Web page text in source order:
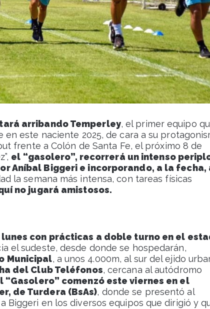
arribando Temperley, el primer equipo
este naciente 2025, de cara a su
frente a Colón de Santa Fe, el próximo 8 de
el “gasolero”, recorrerá un intenso
Aníbal Biggeri e incorporando, a la fecha,
la semana más intensa, con tareas físicas
no jugará amistosos.
con prácticas a doble turno en el
el sudeste, desde donde se hospedarán,
Municipal, a unos 4.000m, al sur del ejido
del Club Teléfonos, cercana al autódromo
comenzó este viernes en el
de Turdera (BsAs), donde se presentó al
Biggeri en los diversos equipos que dirigió y